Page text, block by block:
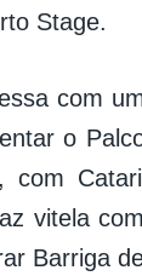
Stage.
com
o
vitela
Barriga